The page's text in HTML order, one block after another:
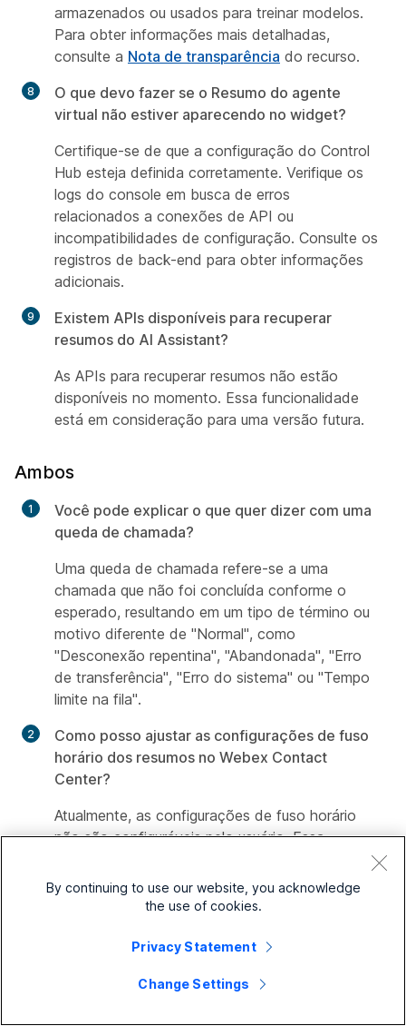
armazenados ou usados para treinar modelos.
Para obter informações mais detalhadas,
consulte a Nota de transparência do recurso.
O que devo fazer se o Resumo do agente
virtual não estiver aparecendo no widget?
Certifique-se de que a configuração do Control
Hub esteja definida corretamente. Verifique os
logs do console em busca de erros
relacionados a conexões de API ou
incompatibilidades de configuração. Consulte os
registros de back-end para obter informações
adicionais.
Existem APIs disponíveis para recuperar
resumos do AI Assistant?
As APIs para recuperar resumos não estão
disponíveis no momento. Essa funcionalidade
está em consideração para uma versão futura.
Ambos
Você pode explicar o que quer dizer com uma
queda de chamada?
Uma queda de chamada refere-se a uma
chamada que não foi concluída conforme o
esperado, resultando em um tipo de término ou
motivo diferente de "Normal", como
"Desconexão repentina", "Abandonada", "Erro
de transferência", "Erro do sistema" ou "Tempo
limite na fila".
Como posso ajustar as configurações de fuso
horário dos resumos no Webex Contact
Center?
Atualmente, as configurações de fuso horário
não são configuráveis pelo usuário. Essa
versão futura.
By continuing to use our website, you acknowledge
the use of cookies.
Privacy Statement
Change Settings